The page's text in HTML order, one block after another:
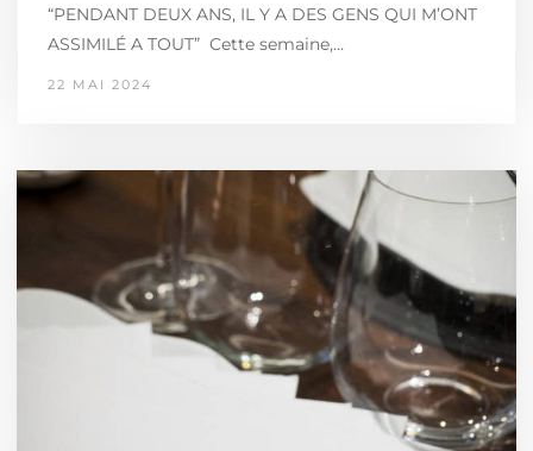
“PENDANT DEUX ANS, IL Y A DES GENS QUI M’ONT
ASSIMILÉ A TOUT” Cette semaine,…
22 MAI 2024